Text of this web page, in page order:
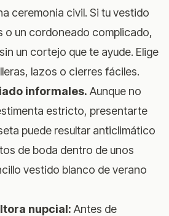
ceremonia civil. Si tu vestido
o un cordoneado complicado,
un cortejo que te ayude. Elige
lazos o cierres fáciles.
informales. Aunque no
estricto, presentarte
puede resultar anticlimático
de boda dentro de unos
vestido blanco de verano
nupcial: Antes de